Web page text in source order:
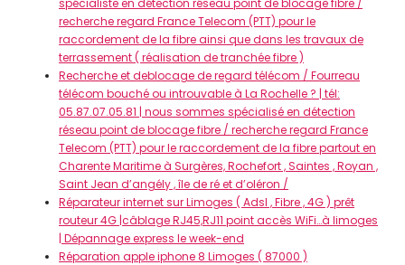
spécialiste en détection réseau point de blocage fibre /
recherche regard France Telecom (PTT) pour le
raccordement de la fibre ainsi que dans les travaux de
terrassement ( réalisation de tranchée fibre )
Recherche et deblocage de regard télécom / Fourreau
télécom bouché ou introuvable à La Rochelle ? | tél:
05.87.07.05.81 | nous sommes spécialisé en détection
réseau point de blocage fibre / recherche regard France
Telecom (PTT) pour le raccordement de la fibre partout en
Charente Maritime à Surgères, Rochefort , Saintes , Royan ,
Saint Jean d’angély , île de ré et d’oléron /
Réparateur internet sur Limoges ( Adsl , Fibre , 4G ) prêt
routeur 4G |câblage RJ45,RJ11 point accès WiFi…à limoges
| Dépannage express le week-end
Réparation apple iphone 8 Limoges ( 87000 )